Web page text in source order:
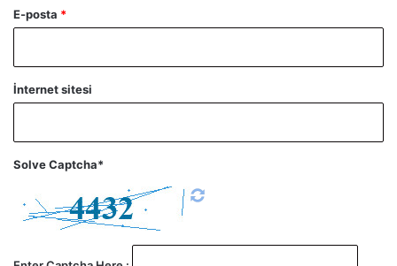
E-posta *
İnternet sitesi
Solve Captcha*